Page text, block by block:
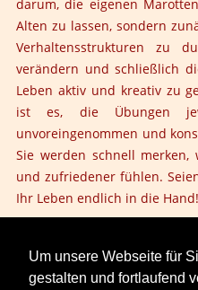
Um unsere Webseite für
gestalten und fortlaufend
darum, die eigenen
Alten zu lassen, sondern
Verhaltensstrukturen zu
verändern und schließlich
Leben aktiv und kreativ zu
ist es, die Übungen
unvoreingenommen und
Sie werden schnell
und zufriedener fühlen.
Ihr Leben endlich in die Hand!